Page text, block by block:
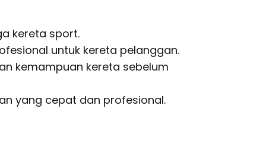
kereta sport.
untuk kereta pelanggan.
kemampuan kereta sebelum
yang cepat dan profesional.